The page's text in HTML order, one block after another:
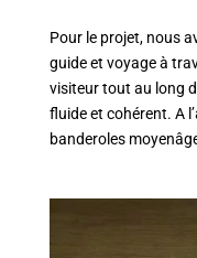
Pour le projet, nous
guide et voyage à
visiteur tout au long
fluide et cohérent. A
banderoles